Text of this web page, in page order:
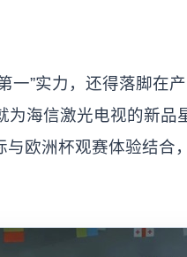
一”实力，还得落脚在
为海信激光电视的新品
欧洲杯观赛体验结合